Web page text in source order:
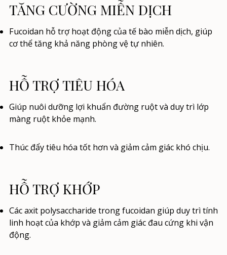
TĂNG CƯỜNG MIỄN DỊCH
Fucoidan hỗ trợ hoạt động của tế bào miễn dịch, giúp
cơ thể tăng khả năng phòng vệ tự nhiên.
HỖ TRỢ TIÊU HÓA
Giúp nuôi dưỡng lợi khuẩn đường ruột và duy trì lớp
màng ruột khỏe mạnh.
Thúc đẩy tiêu hóa tốt hơn và giảm cảm giác khó chịu.
HỖ TRỢ KHỚP
Các axit polysaccharide trong fucoidan giúp duy trì tính
linh hoạt của khớp và giảm cảm giác đau cứng khi vận
động.